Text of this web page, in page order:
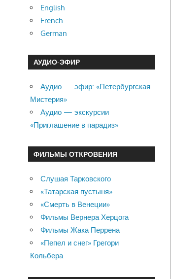
English
French
German
АУДИО-ЭФИР
Аудио — эфир: «Петербургская
Мистерия»
Аудио — экскурсии
«Приглашение в парадиз»
ФИЛЬМЫ ОТКРОВЕНИЯ
Слушая Тарковского
«Татарская пустыня»
«Смерть в Венеции»
Фильмы Вернера Херцога
Фильмы Жака Перрена
«Пепел и снег» Грегори
Кольбера